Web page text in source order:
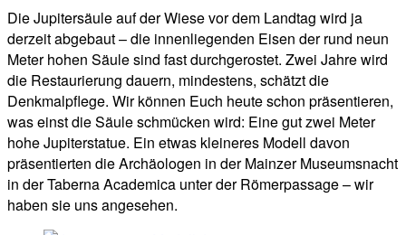
Die Jupitersäule auf der Wiese vor dem Landtag wird ja
derzeit abgebaut – die innenliegenden Eisen der rund neun
Meter hohen Säule sind fast durchgerostet. Zwei Jahre wird
die Restaurierung dauern, mindestens, schätzt die
Denkmalpflege. Wir können Euch heute schon präsentieren,
was einst die Säule schmücken wird: Eine gut zwei Meter
hohe Jupiterstatue. Ein etwas kleineres Modell davon
präsentierten die Archäologen in der Mainzer Museumsnacht
in der Taberna Academica unter der Römerpassage – wir
haben sie uns angesehen.